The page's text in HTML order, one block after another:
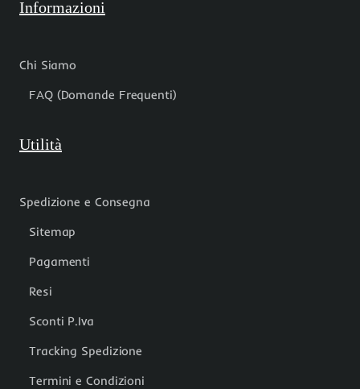
Informazioni
Chi Siamo
FAQ (Domande Frequenti)
Utilità
Spedizione e Consegna
Sitemap
Pagamenti
Resi
Sconti P.Iva
Tracking Spedizione
Termini e Condizioni